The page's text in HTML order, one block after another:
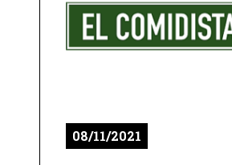
08/11/2021